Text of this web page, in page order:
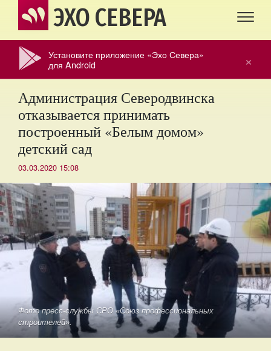
ЭХО СЕВЕРА
×
Установите приложение «Эхо Севера»
для Android
Администрация Северодвинска
отказывается принимать
построенный «Белым домом»
детский сад
03.03.2020 15:08
Фото пресс-службы СРО «Союз профессиональных
строителей».